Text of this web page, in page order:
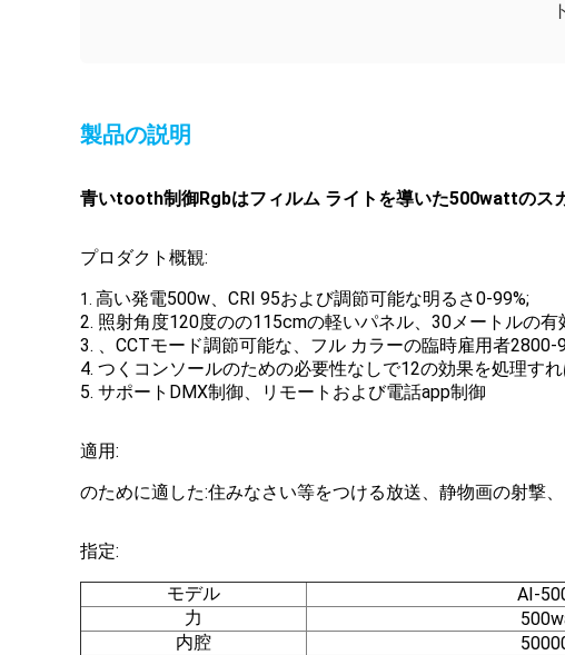
製品の説明
青いtooth制御Rgbはフィルム ライトを導いた500wattのス
プロダクト概観:
1. 高い発電500w、CRI 95および調節可能な明るさ0-99%;
2. 照射角度120度のの115cmの軽いパネル、30メートルの有
3. 、CCTモード調節可能な、フル カラーの臨時雇用者
4. つくコンソールのための必要性なしで12の効果を処理す
5. サポートDMX制御、リモートおよび電話app制御
適用:
のために適した:住みなさい等をつける放送、静物画の射撃
指定:
モデル
AI-
力
内腔